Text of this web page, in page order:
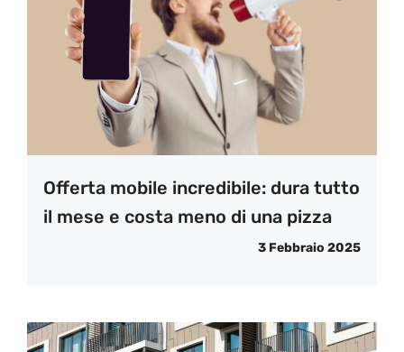
Offerta mobile incredibile: dura tutto
il mese e costa meno di una pizza
3 Febbraio 2025